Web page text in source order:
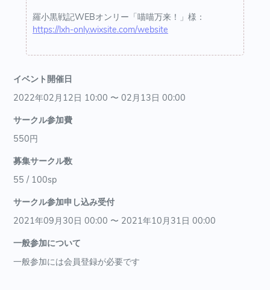
羅小黒戦記WEBオンリー「喵喵万来！」様：
https://lxh-only.wixsite.com/website
イベント開催日
2022年02月12日 10:00 〜 02月13日 00:00
サークル参加費
550円
募集サークル数
55 / 100sp
サークル参加申し込み受付
2021年09月30日 00:00 〜 2021年10月31日 00:00
一般参加について
一般参加には会員登録が必要です